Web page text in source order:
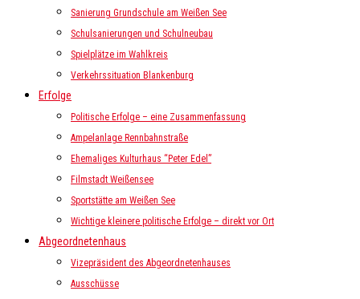
Sanierung Grundschule am Weißen See
Schulsanierungen und Schulneubau
Spielplätze im Wahlkreis
Verkehrssituation Blankenburg
Erfolge
Politische Erfolge – eine Zusammenfassung
Ampelanlage Rennbahnstraße
Ehemaliges Kulturhaus “Peter Edel”
Filmstadt Weißensee
Sportstätte am Weißen See
Wichtige kleinere politische Erfolge – direkt vor Ort
Abgeordnetenhaus
Vizepräsident des Abgeordnetenhauses
Ausschüsse